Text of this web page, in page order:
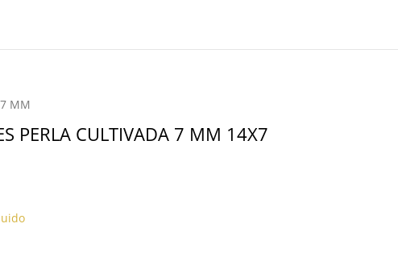
MM
PERLA CULTIVADA 7 MM 14X7